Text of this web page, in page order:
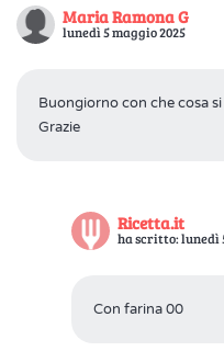
Maria Ramona G
lunedì 5 maggio 2025
Buongiorno con che cosa
Grazie
Ricetta.it
ha scritto: lunedì
Con farina 00